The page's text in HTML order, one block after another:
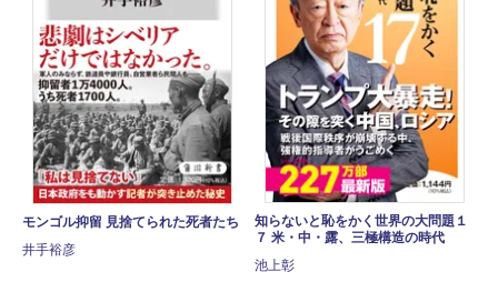
モンゴル抑留 見捨てられた死者たち
井手裕彦
知らないと恥をかく世界の大問題１
７ 米・中・露、三極構造の時代
池上彰